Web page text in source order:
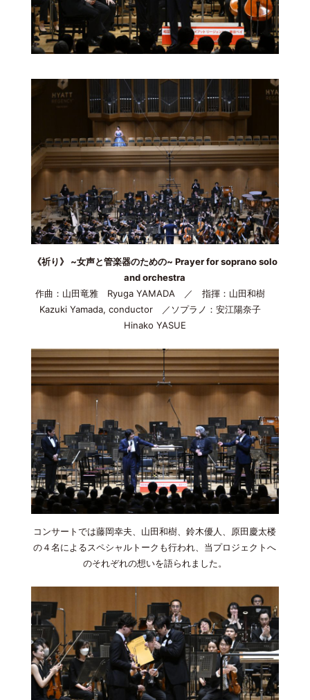
《祈り》 ~女声と管楽器のための~ Prayer for soprano solo
and orchestra
作曲：山田竜雅 Ryuga YAMADA ／ 指揮：山田和樹
Kazuki Yamada, conductor ／ソプラノ：安江陽奈子
Hinako YASUE
コンサートでは藤岡幸夫、山田和樹、鈴木優人、原田慶太楼
の４名によるスペシャルトークも行われ、当プロジェクトへ
のそれぞれの想いを語られました。